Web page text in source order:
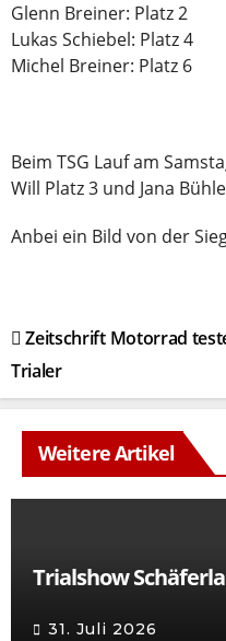
Glenn Breiner: Platz 2
Lukas Schiebel: Platz 4
Michel Breiner: Platz 6
Beim TSG Lauf am
Will Platz 3 und Jana
Anbei ein Bild von der
Zeitschrift Motorrad
Trialer
Weitere Artikel
Trialshow
31. Juli 2026